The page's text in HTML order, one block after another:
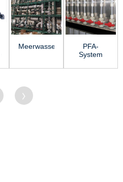
Meerwasserentsalzungssystem
PFA-
System